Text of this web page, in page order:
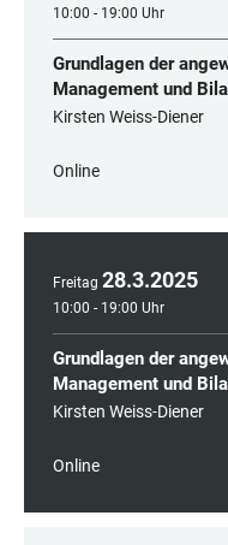
10:00 - 19:00 Uhr
Grundlagen der
Management und
Kirsten Weiss-Diener
Online
Freitag 28.3.2025
10:00 - 19:00 Uhr
Grundlagen der
Management und
Kirsten Weiss-Diener
Online